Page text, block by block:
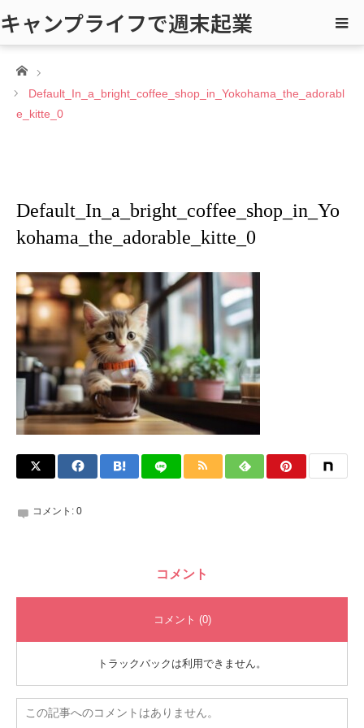
キャンプライフで週末起業
ホーム
Default_In_a_bright_coffee_shop_in_Yokohama_the_adorabl
e_kitte_0
Default_In_a_bright_coffee_shop_in_Yo
kohama_the_adorable_kitte_0
コメント: 0
コメント
コメント (0)
トラックバックは利用できません。
この記事へのコメントはありません。